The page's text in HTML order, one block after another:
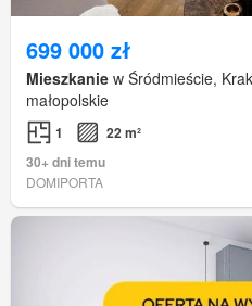
699 000 zł
Mieszkanie w Śródmieście,
małopolskie
1
22 m²
30+ dni temu
DOMIPORTA